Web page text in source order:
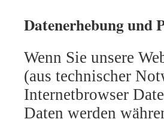
Datenerhebung und
Wenn Sie unsere
(aus technischer
Internetbrowser
Daten werden